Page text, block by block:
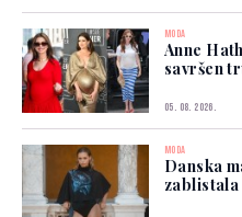
MODA
Anne
savršen
05. 08. 2026.
MODA
Danska